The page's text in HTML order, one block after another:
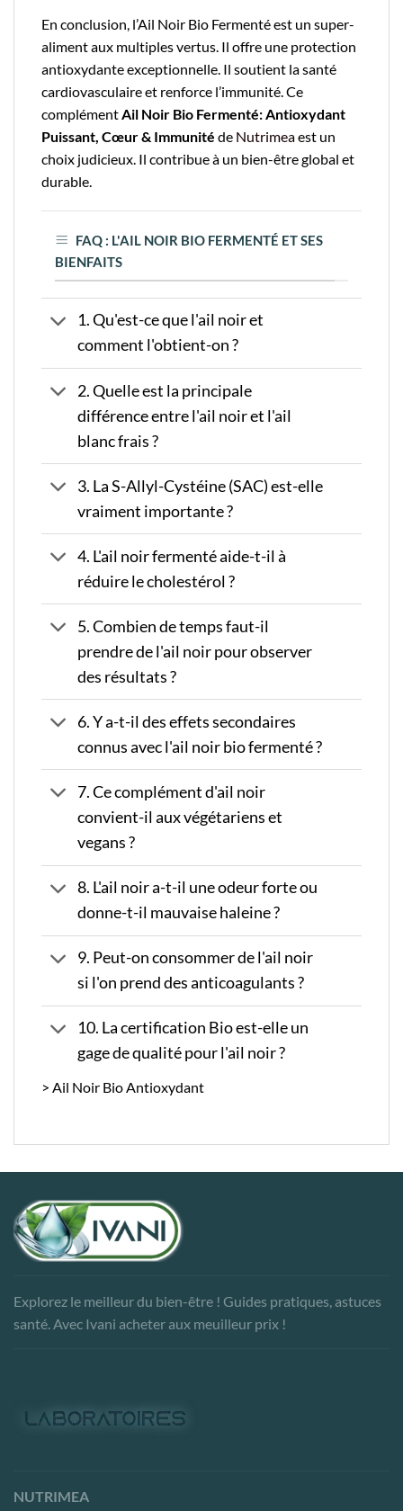
En conclusion, l’Ail Noir Bio Fermenté est un super-
aliment aux multiples vertus. Il offre une protection
antioxydante exceptionnelle. Il soutient la santé
cardiovasculaire et renforce l’immunité. Ce
complément Ail Noir Bio Fermenté: Antioxydant
Puissant, Cœur & Immunité de Nutrimeaest un
choix judicieux. Il contribue à un bien-être global et
durable.
FAQ : L'AIL NOIR BIO FERMENTÉ ET SES
BIENFAITS
1. Qu'est-ce que l'ail noir et
comment l'obtient-on ?
2. Quelle est la principale
différence entre l'ail noir et l'ail
blanc frais ?
3. La S-Allyl-Cystéine (SAC) est-elle
vraiment importante ?
4. L'ail noir fermenté aide-t-il à
réduire le cholestérol ?
5. Combien de temps faut-il
prendre de l'ail noir pour observer
des résultats ?
6. Y a-t-il des effets secondaires
connus avec l'ail noir bio fermenté ?
7. Ce complément d'ail noir
convient-il aux végétariens et
vegans ?
8. L'ail noir a-t-il une odeur forte ou
donne-t-il mauvaise haleine ?
9. Peut-on consommer de l'ail noir
si l'on prend des anticoagulants ?
10. La certification Bio est-elle un
gage de qualité pour l'ail noir ?
> Ail Noir Bio Antioxydant
Explorez le meilleur du bien-être ! Guides pratiques, astuces
santé. Avec Ivani acheter aux meuilleur prix !
NUTRIMEA